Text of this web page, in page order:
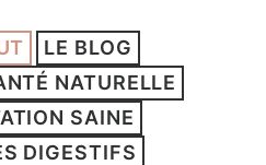
kinoa
LE BLOG
NATURELLE
SAINE
DIGESTIFS